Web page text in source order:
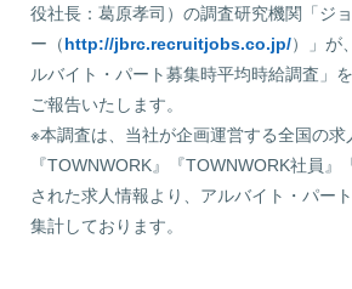
役社長：葛原孝司）の調査研究機関「ジ
ー（http://jbrc.recruitjobs.co.jp/）」が
ルバイト・パート募集時平均時給調査」
ご報告いたします。
※本調査は、当社が企画運営する全国の求
『TOWNWORK』『TOWNWORK社員』
された求人情報より、アルバイト・パー
集計しております。